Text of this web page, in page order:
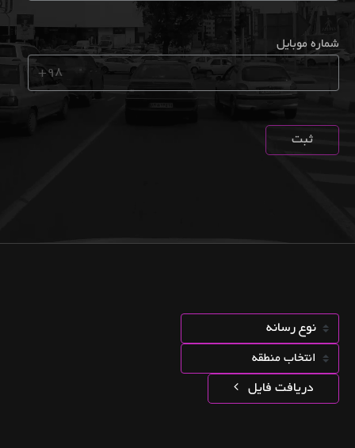
شماره موبایل
انتخاب منطقه
دریافت فایل